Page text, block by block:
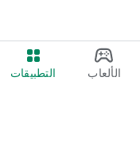
الألعاب التطبيقات